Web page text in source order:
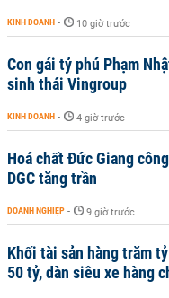
KINH DOANH - 10 giờ trước
Con gái tỷ phú Phạm
sinh thái Vingroup
KINH DOANH - 4 giờ trước
Hoá chất Đức Giang
DGC tăng trần
DOANH NGHIỆP - 9 giờ trước
Khối tài sản hàng trăm
50 tỷ, dàn siêu xe hàng